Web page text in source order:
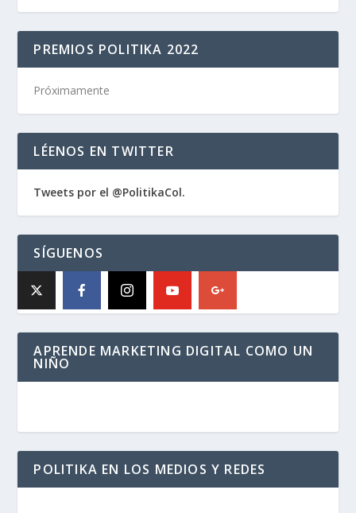
PREMIOS POLITIKA 2022
Próximamente
LÉENOS EN TWITTER
Tweets por el @PolitikaCol.
SÍGUENOS
APRENDE MARKETING DIGITAL COMO UN
NIÑO
POLITIKA EN LOS MEDIOS Y REDES